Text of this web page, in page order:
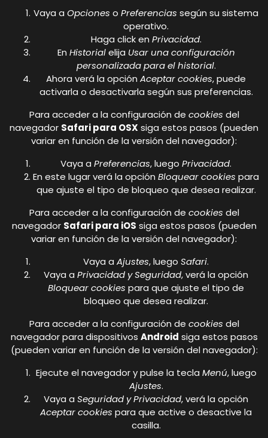
Vaya a Opciones o Preferencias según su sistema
operativo.
Haga click en Privacidad.
En Historialelija Usar una configuración
personalizada para el historial.
Ahora verá la opción Aceptar cookies, puede
activarla o desactivarla según sus preferencias.
Para acceder a la configuración de cookies del
navegador Safari para OSX siga estos pasos (pueden
variar en función de la versión del navegador):
Vaya a Preferencias, luego Privacidad.
En este lugar verá la opción Bloquear cookies para
que ajuste el tipo de bloqueo que desea realizar.
Para acceder a la configuración de cookies del
navegador Safari para iOS siga estos pasos (pueden
variar en función de la versión del navegador):
Vaya a Ajustes, luego Safari.
Vaya a Privacidad y Seguridad, verá la opción
Bloquear cookies para que ajuste el tipo de
bloqueo que desea realizar.
Para acceder a la configuración de cookies del
navegador para dispositivos Android siga estos pasos
(pueden variar en función de la versión del navegador):
Ejecute el navegador y pulse la tecla Menú, luego
Ajustes.
Vaya a Seguridad y Privacidad, verá la opción
Aceptar cookies para que active o desactive la
casilla.